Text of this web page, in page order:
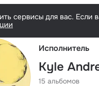
сервисы для вас. Если
Исполнитель
Kyle
15 альбомов